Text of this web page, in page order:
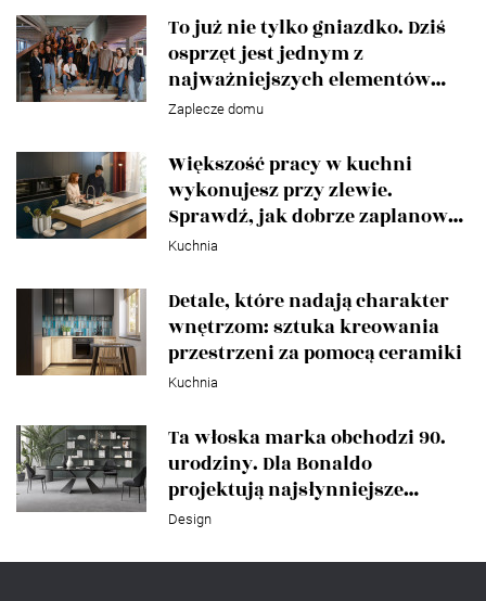
Zaplecze domu
To już nie tylko gniazdko. Dziś
osprzęt jest jednym z
najważniejszych elementów
projektu
Kuchnia
Większość pracy w kuchni
wykonujesz przy zlewie.
Sprawdź, jak dobrze zaplanować
tę strefę
Kuchnia
Detale, które nadają charakter
wnętrzom: sztuka kreowania
przestrzeni za pomocą ceramiki
Design
Ta włoska marka obchodzi 90.
urodziny. Dla Bonaldo
projektują najsłynniejsze
gwiazdy designu